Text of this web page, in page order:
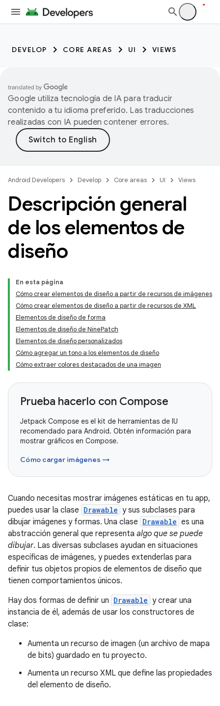
DEVELOP CORE AREAS UI VIEWS
Google utiliza tecnología de IA para traducir
contenido a tu idioma preferido. Las traducciones
realizadas con IA pueden contener errores.
Android Developers Develop Core areas UI Views
Descripción general
de los elementos de
diseño
En esta página
Cómo crear elementos de diseño a partir de recursos de imágenes
Cómo crear elementos de diseño a partir de recursos de XML
Elementos de diseño de forma
Elementos de diseño de NinePatch
Elementos de diseño personalizados
Cómo agregar un tono a los elementos de diseño
Cómo extraer colores destacados de una imagen
Prueba hacerlo con Compose
Jetpack Compose es el kit de herramientas de IU
recomendado para Android. Obtén información para
mostrar gráficos en Compose.
Cómo cargar imágenes →
Cuando necesitas mostrar imágenes estáticas en tu app,
puedes usar la clase Drawable y sus subclases para
dibujar imágenes y formas. Una clase Drawable es una
abstracción general que representa algo que se puede
dibujar. Las diversas subclases ayudan en situaciones
específicas de imágenes, y puedes extenderlas para
definir tus objetos propios de elementos de diseño que
tienen comportamientos únicos.
Hay dos formas de definir un Drawable y crear una
instancia de él, además de usar los constructores de
clase:
Aumenta un recurso de imagen (un archivo de mapa
de bits) guardado en tu proyecto.
Aumenta un recurso XML que define las propiedades
del elemento de diseño.